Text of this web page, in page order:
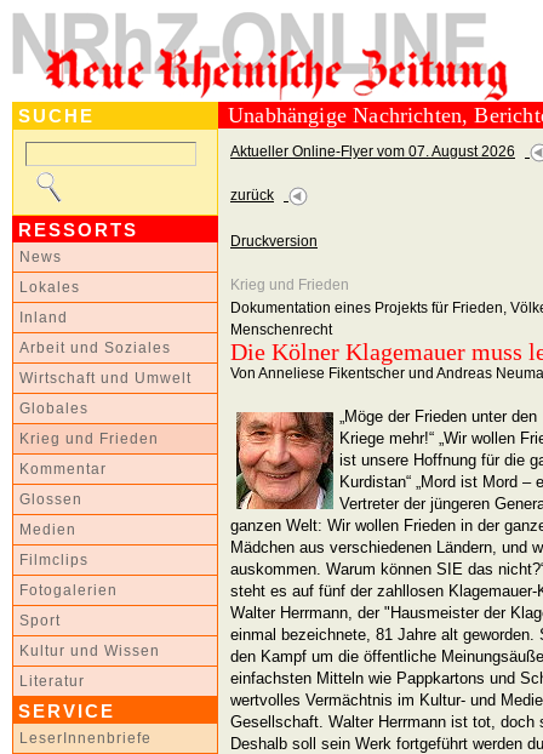
SUCHE
RESSORTS
News
Lokales
Inland
Arbeit und Soziales
Wirtschaft und Umwelt
Globales
Krieg und Frieden
Kommentar
Glossen
Medien
Filmclips
Fotogalerien
Sport
Kultur und Wissen
Literatur
SERVICE
LeserInnenbriefe
Unabhängige Nachrichten,
Aktueller Online-Flyer vom 07. August 2026
zurück
Druckversion
Krieg und Frieden
Dokumentation eines Projekts für Frieden,
Menschenrecht
Die Kölner Klagemauer muss
Von Anneliese Fikentscher und Andreas
„Möge der Frieden unter
Kriege mehr!“ „Wir wollen
ist unsere Hoffnung für die
Kurdistan“ „Mord ist Mord –
Vertreter der jüngeren
ganzen Welt: Wir wollen Frieden in der
Mädchen aus verschiedenen Ländern, und
auskommen. Warum können SIE das
steht es auf fünf der zahllosen
Walter Herrmann, der "Hausmeister der
einmal bezeichnete, 81 Jahre alt
den Kampf um die öffentliche
einfachsten Mitteln wie Pappkartons und
wertvolles Vermächtnis im Kultur- und
Gesellschaft. Walter Herrmann ist tot, doch
Deshalb soll sein Werk fortgeführt werden